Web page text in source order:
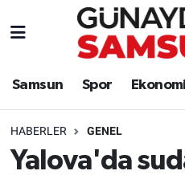
Samsun Spor Ekonomi
HABERLER GENEL
Yalova'da
Samsun
Nöbetçi Eczaneler